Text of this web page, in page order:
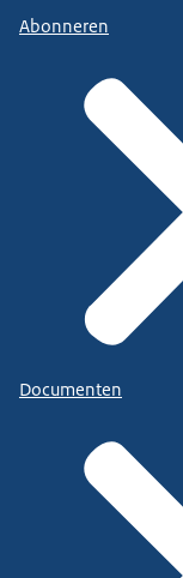
Abonneren
Documenten